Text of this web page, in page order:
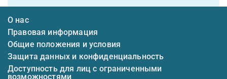
О нас
Правовая информация
Общие положения и условия
Защита данных и конфиденциальность
Доступность для лиц с ограниченными
возможностями